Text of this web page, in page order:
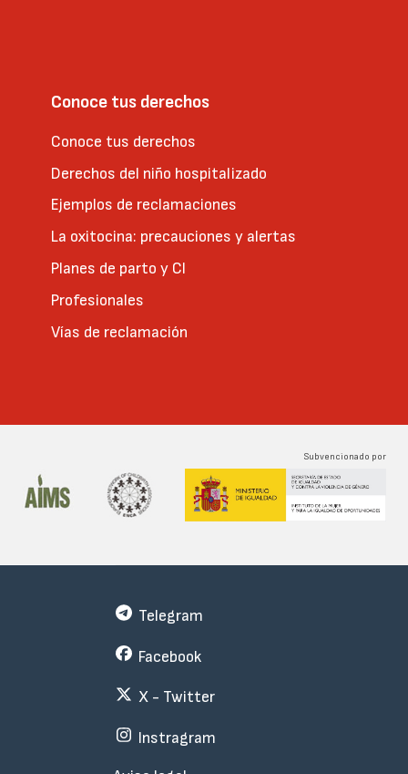
Conoce tus derechos
Conoce tus derechos
Derechos del niño hospitalizado
Ejemplos de reclamaciones
La oxitocina: precauciones y alertas
Planes de parto y CI
Profesionales
Vías de reclamación
Subvencionado por
Telegram
Facebook
X - Twitter
Instragram